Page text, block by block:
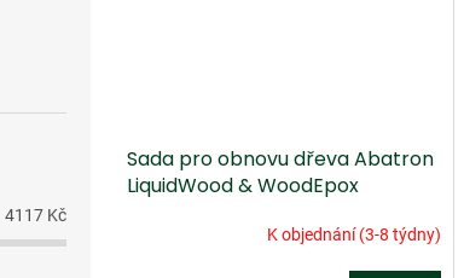
4117 Kč
Sada pro obnovu dřeva Abatron
LiquidWood & WoodEpox
K objednání (3-8 týdny)